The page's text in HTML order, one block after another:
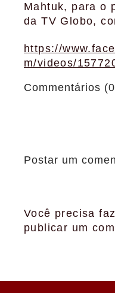
Mahtuk, para o
da TV Globo,
https://
m/videos/
Commentários
Postar um
Você precisa
publicar um